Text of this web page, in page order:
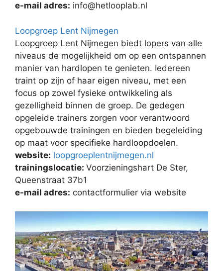
e-mail adres: info@hetlooplab.nl
Loopgroep Lent Nijmegen
Loopgroep Lent Nijmegen biedt lopers van alle
niveaus de mogelijkheid om op een ontspannen
manier van hardlopen te genieten. Iedereen
traint op zijn of haar eigen niveau, met een
focus op zowel fysieke ontwikkeling als
gezelligheid binnen de groep. De gedegen
opgeleide trainers zorgen voor verantwoord
opgebouwde trainingen en bieden begeleiding
op maat voor specifieke hardloopdoelen.
website: loopgroeplentnijmegen.nl
trainingslocatie: Voorzieningshart De Ster,
Queenstraat 37b1
e-mail adres: contactformulier via website